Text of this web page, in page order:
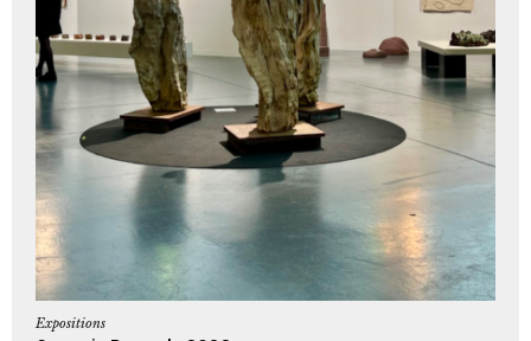
Expositions